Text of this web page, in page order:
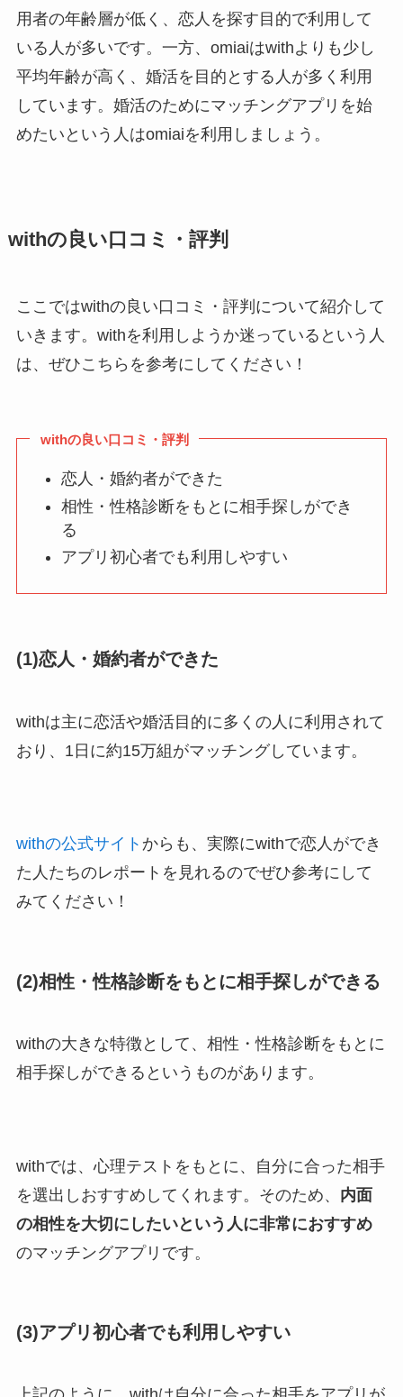
用者の年齢層が低く、恋人を探す目的で利用して
いる人が多いです。一方、omiaiはwithよりも少し
平均年齢が高く、婚活を目的とする人が多く利用
しています。婚活のためにマッチングアプリを始
めたいという人はomiaiを利用しましょう。
withの良い口コミ・評判
ここではwithの良い口コミ・評判について紹介して
いきます。withを利用しようか迷っているという人
は、ぜひこちらを参考にしてください！
withの良い口コミ・評判
恋人・婚約者ができた
相性・性格診断をもとに相手探しができ
る
アプリ初心者でも利用しやすい
(1)恋人・婚約者ができた
withは主に恋活や婚活目的に多くの人に利用されて
おり、1日に約15万組がマッチングしています。
withの公式サイト からも、実際にwithで恋人ができ
た人たちのレポートを見れるのでぜひ参考にして
みてください！
(2)相性・性格診断をもとに相手探しができる
withの大きな特徴として、相性・性格診断をもとに
相手探しができるというものがあります。
withでは、心理テストをもとに、自分に合った相手
を選出しおすすめしてくれます。そのため、 内面
の相性を大切にしたいという人に非常におすすめ
のマッチングアプリです。
(3)アプリ初心者でも利用しやすい